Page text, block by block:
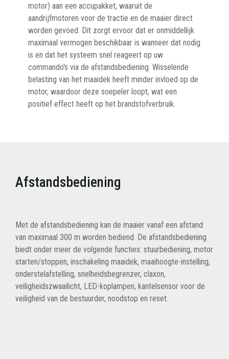
motor) aan een accupakket, waaruit de
aandrijfmotoren voor de tractie en de maaier direct
worden gevoed. Dit zorgt ervoor dat er onmiddellijk
maximaal vermogen beschikbaar is wanneer dat nodig
is en dat het systeem snel reageert op uw
commando's via de afstandsbediening. Wisselende
belasting van het maaidek heeft minder invloed op de
motor, waardoor deze soepeler loopt, wat een
positief effect heeft op het brandstofverbruik.
Afstandsbediening
Met de afstandsbediening kan de maaier vanaf een afstand
van maximaal 300 m worden bediend. De afstandsbediening
biedt onder meer de volgende functies: stuurbediening, motor
starten/stoppen, inschakeling maaidek, maaihoogte-instelling,
onderstelafstelling, snelheidsbegrenzer, claxon,
veiligheidszwaailicht, LED-koplampen, kantelsensor voor de
veiligheid van de bestuurder, noodstop en reset.